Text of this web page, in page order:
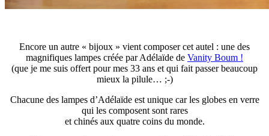
Encore un autre « bijoux » vient composer cet autel : une des
magnifiques lampes créée par Adélaïde de Vanity Boum !
(que je me suis offert pour mes 33 ans et qui fait passer beaucoup
mieux la pilule… ;-)
Chacune des lampes d’Adélaïde est unique car les globes en verre
qui les composent sont rares
et chinés aux quatre coins du monde.